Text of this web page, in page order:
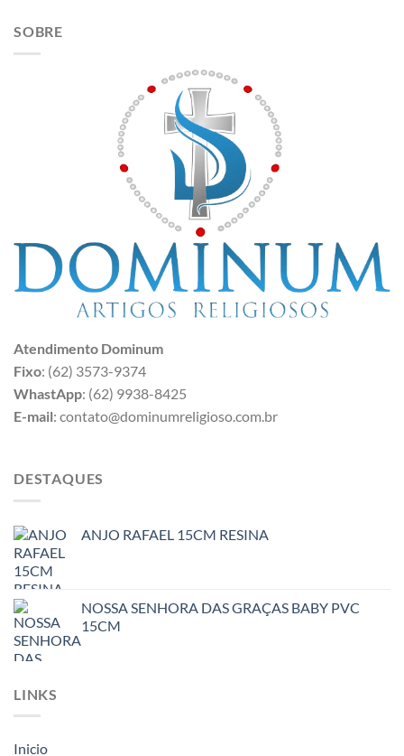
SOBRE
Atendimento Dominum
Fixo: (62) 3573-9374
WhastApp: (62) 9938-8425
E-mail: contato@dominumreligioso.com.br
DESTAQUES
ANJO RAFAEL 15CM RESINA
NOSSA SENHORA DAS GRAÇAS BABY PVC
15CM
LINKS
Inicio